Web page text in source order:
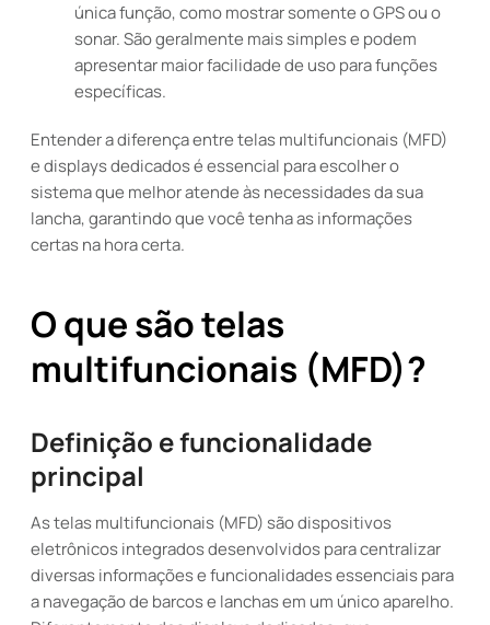
única função, como mostrar somente o GPS ou o
sonar. São geralmente mais simples e podem
apresentar maior facilidade de uso para funções
específicas.
Entender a diferença entre telas multifuncionais (MFD)
e displays dedicados é essencial para escolher o
sistema que melhor atende às necessidades da sua
lancha, garantindo que você tenha as informações
certas na hora certa.
O que são telas
multifuncionais (MFD)?
Definição e funcionalidade
principal
As telas multifuncionais (MFD) são dispositivos
eletrônicos integrados desenvolvidos para centralizar
diversas informações e funcionalidades essenciais para
a navegação de barcos e lanchas em um único aparelho.